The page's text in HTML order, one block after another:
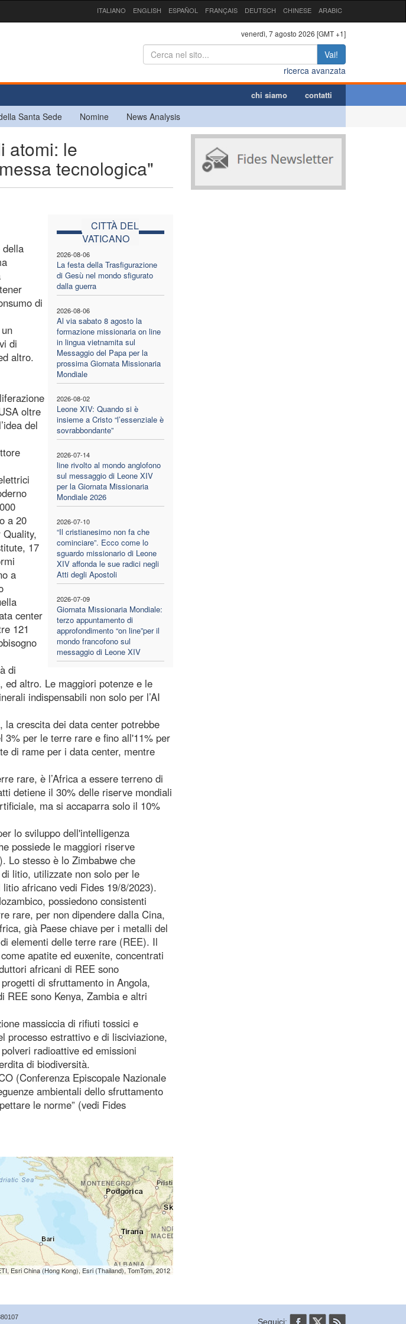
ITALIANO ENGLISH ESPAÑOL FRANÇAIS DEUTSCH CHINESE ARABIC
venerdì, 7 agosto 2026 [GMT +1]
Vai!
ricerca avanzata
chi siamo contatti
Santa Sede Nomine News Analysis
atomi: le
tecnologica"
CITTÀ DEL
VATICANO
2026-08-06
La festa della Trasfigurazione
di Gesù nel mondo sfigurato
dalla guerra
2026-08-06
Al via sabato 8 agosto la
formazione missionaria on line
in lingua vietnamita sul
Messaggio del Papa per la
prossima Giornata Missionaria
Mondiale
2026-08-02
Leone XIV: Quando si è
insieme a Cristo “l’essenziale è
sovrabbondante”
2026-07-14
line rivolto al mondo anglofono
sul messaggio di Leone XIV
per la Giornata Missionaria
Mondiale 2026
2026-07-10
“Il cristianesimo non fa che
cominciare”. Ecco come lo
sguardo missionario di Leone
XIV affonda le sue radici negli
Atti degli Apostoli
2026-07-09
Giornata Missionaria Mondiale:
terzo appuntamento di
approfondimento “on line”per il
mondo francofono sul
messaggio di Leone XIV
della
di
di
altro.
oltre
del
a 20
17
a
center
121
di
altro. Le maggiori potenze e le
indispensabili non solo per l’AI
la crescita dei data center potrebbe
3% per le terre rare e fino all'11% per
di rame per i data center, mentre
rare, è l’Africa a essere terreno di
detiene il 30% delle riserve mondiali
ma si accaparra solo il 10%
lo sviluppo dell'intelligenza
possiede le maggiori riserve
Lo stesso è lo Zimbabwe che
litio, utilizzate non solo per le
africano vedi Fides 19/8/2023).
possiedono consistenti
rare, per non dipendere dalla Cina,
già Paese chiave per i metalli del
elementi delle terre rare (REE). Il
apatite ed euxenite, concentrati
africani di REE sono
di sfruttamento in Angola,
REE sono Kenya, Zambia e altri
massiccia di rifiuti tossici e
processo estrattivo e di lisciviazione,
radioattive ed emissioni
di biodiversità.
(Conferenza Episcopale Nazionale
ambientali dello sfruttamento
le norme” (vedi Fides
Esri China (Hong Kong), Esri (Thailand), TomTom, 2012
Seguici: